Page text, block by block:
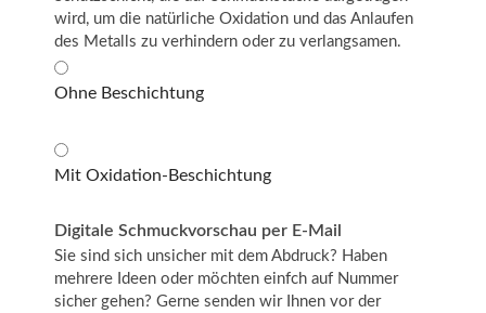
wird, um die natürliche Oxidation und das Anlaufen
des Metalls zu verhindern oder zu verlangsamen.
Ohne Beschichtung
Mit Oxidation-Beschichtung
Digitale Schmuckvorschau per E-Mail
Sie sind sich unsicher mit dem Abdruck? Haben
mehrere Ideen oder möchten einfch auf Nummer
sicher gehen? Gerne senden wir Ihnen vor der